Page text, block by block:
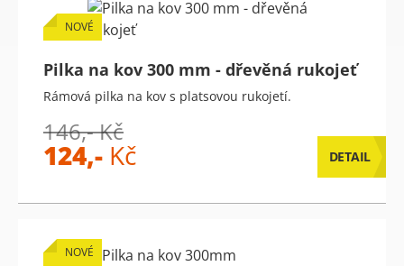
NOVÉ
Pilka na kov 300 mm - dřevěná rukojeť
Rámová pilka na kov s platsovou rukojetí.
146,- Kč
124,- Kč DETAIL
NOVÉ